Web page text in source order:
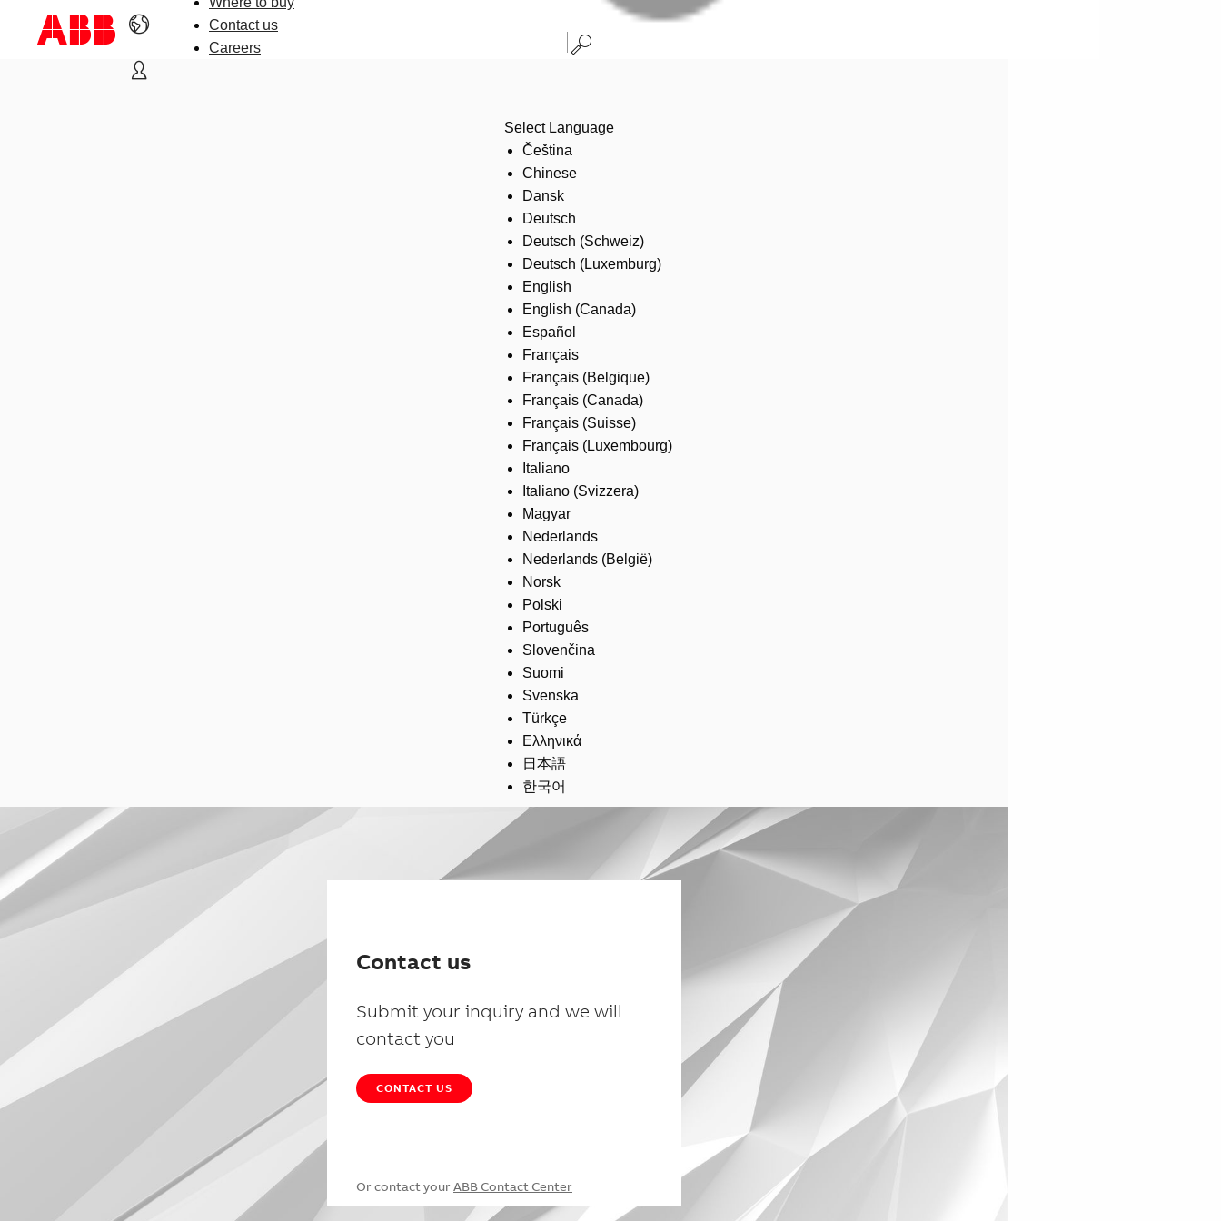
Contact us
Careers
Select Language
Čeština
Chinese
Dansk
Deutsch
Deutsch (Schweiz)
Deutsch (Luxemburg)
English
English (Canada)
Español
Français
Français (Belgique)
Français (Canada)
Français (Suisse)
Français (Luxembourg)
Italiano
Italiano (Svizzera)
Magyar
Nederlands
Nederlands (België)
Norsk
Polski
Português
Slovenčina
Suomi
Svenska
Türkçe
Ελληνικά
日本語
한국어
Contact us
Submit your inquiry and we will
contact you
CONTACT US
Or contact your ABB Contact Center